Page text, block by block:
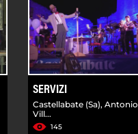
SERVIZI
Castellabate (Sa), Antonio
Vill...
145